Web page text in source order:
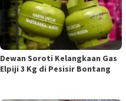
Dewan Soroti Kelangkaan Gas
Elpiji 3 Kg di Pesisir Bontang